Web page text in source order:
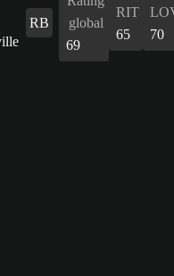
RB
global
69
RIT
65
70